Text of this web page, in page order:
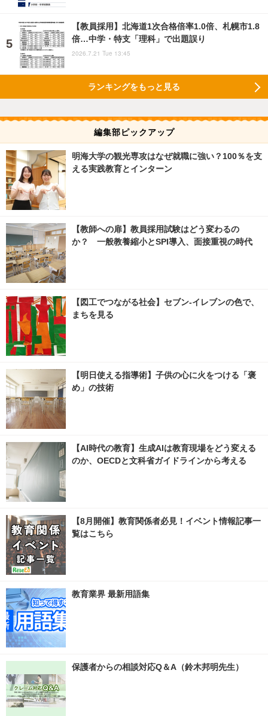
【教員採用】北海道1次合格倍率1.0倍、札幌市1.8
倍…中学・特支「理科」で出題誤り
2026.7.21 Tue 13:45
ランキングをもっと見る
編集部ピックアップ
明海大学の観光専攻はなぜ就職に強い？100％を支
える実践教育とインターン
【教師への扉】教員採用試験はどう変わるの
か？ 一般教養縮小とSPI導入、面接重視の時代
【図工でつながる社会】セブン‐イレブンの色で、
まちを見る
【明日使える指導術】子供の心に火をつける「褒
め」の技術
【AI時代の教育】生成AIは教育現場をどう変える
のか、OECDと文科省ガイドラインから考える
【8月開催】教育関係者必見！イベント情報記事一
覧はこちら
教育業界 最新用語集
保護者からの相談対応Q＆A（鈴木邦明先生）